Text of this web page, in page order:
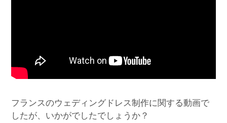
フランスのウェディングドレス制作に関する動画で
したが、いかがでしたでしょうか？